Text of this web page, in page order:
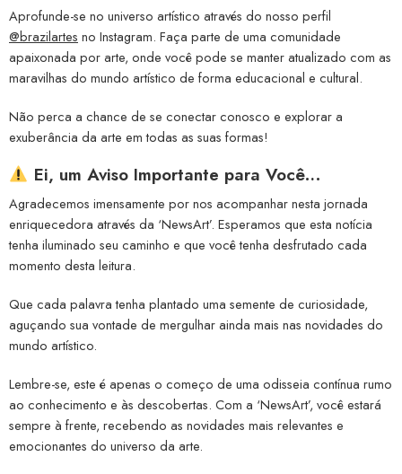
Aprofunde-se no universo artístico através do nosso perfil
@brazilartes no Instagram. Faça parte de uma comunidade
apaixonada por arte, onde você pode se manter atualizado com as
maravilhas do mundo artístico de forma educacional e cultural.
Não perca a chance de se conectar conosco e explorar a
exuberância da arte em todas as suas formas!
Ei, um Aviso Importante para Você…
Agradecemos imensamente por nos acompanhar nesta jornada
enriquecedora através da ‘NewsArt’. Esperamos que esta notícia
tenha iluminado seu caminho e que você tenha desfrutado cada
momento desta leitura.
Que cada palavra tenha plantado uma semente de curiosidade,
aguçando sua vontade de mergulhar ainda mais nas novidades do
mundo artístico.
Lembre-se, este é apenas o começo de uma odisseia contínua rumo
ao conhecimento e às descobertas. Com a ‘NewsArt’, você estará
sempre à frente, recebendo as novidades mais relevantes e
emocionantes do universo da arte.